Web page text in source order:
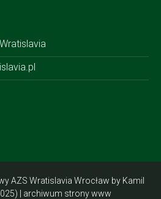
AZS Wratislavia Wrocław by Kamil
| archiwum strony www